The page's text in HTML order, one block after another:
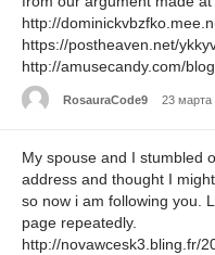
http://
https://postheaven.net/
http://amusecandy.com/
RosauraCode9 23 марта
My spouse and I stumbled
address and thought I
so now i am following you.
page repeatedly.
http://novawcesk3.bling.fr/